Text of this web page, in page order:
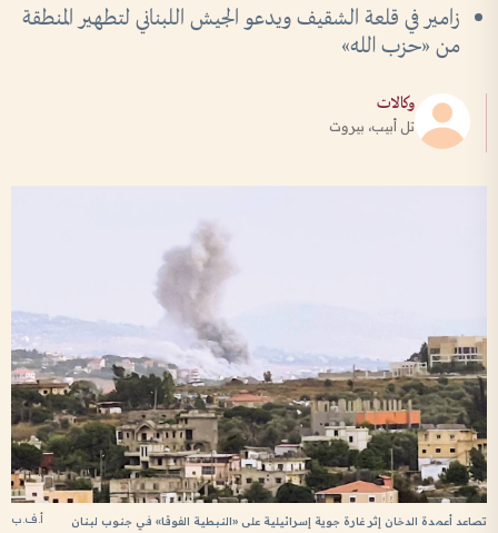
زامير في قلعة الشقيف ويدعو الجيش اللبناني لتطهير المنطقة
من «حزب الله»
وكالات
تل أبيب، بيروت
أ.ف.ب تصاعد أعمدة الدخان إثر غارة جوية إسرائيلية على «النبطية الفوقا» في جنوب لبنان